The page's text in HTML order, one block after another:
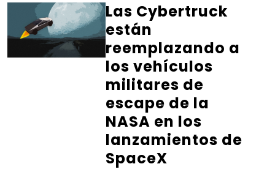
Las Cybertruck
están
reemplazando a
los vehículos
militares de
escape de la
NASA en los
lanzamientos de
SpaceX